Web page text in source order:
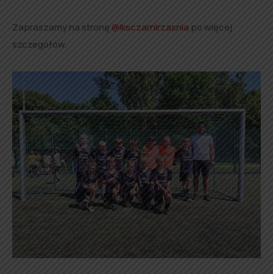
Zapraszamy na stronę@lksczarnirzasnia po więcej
szczegółów.